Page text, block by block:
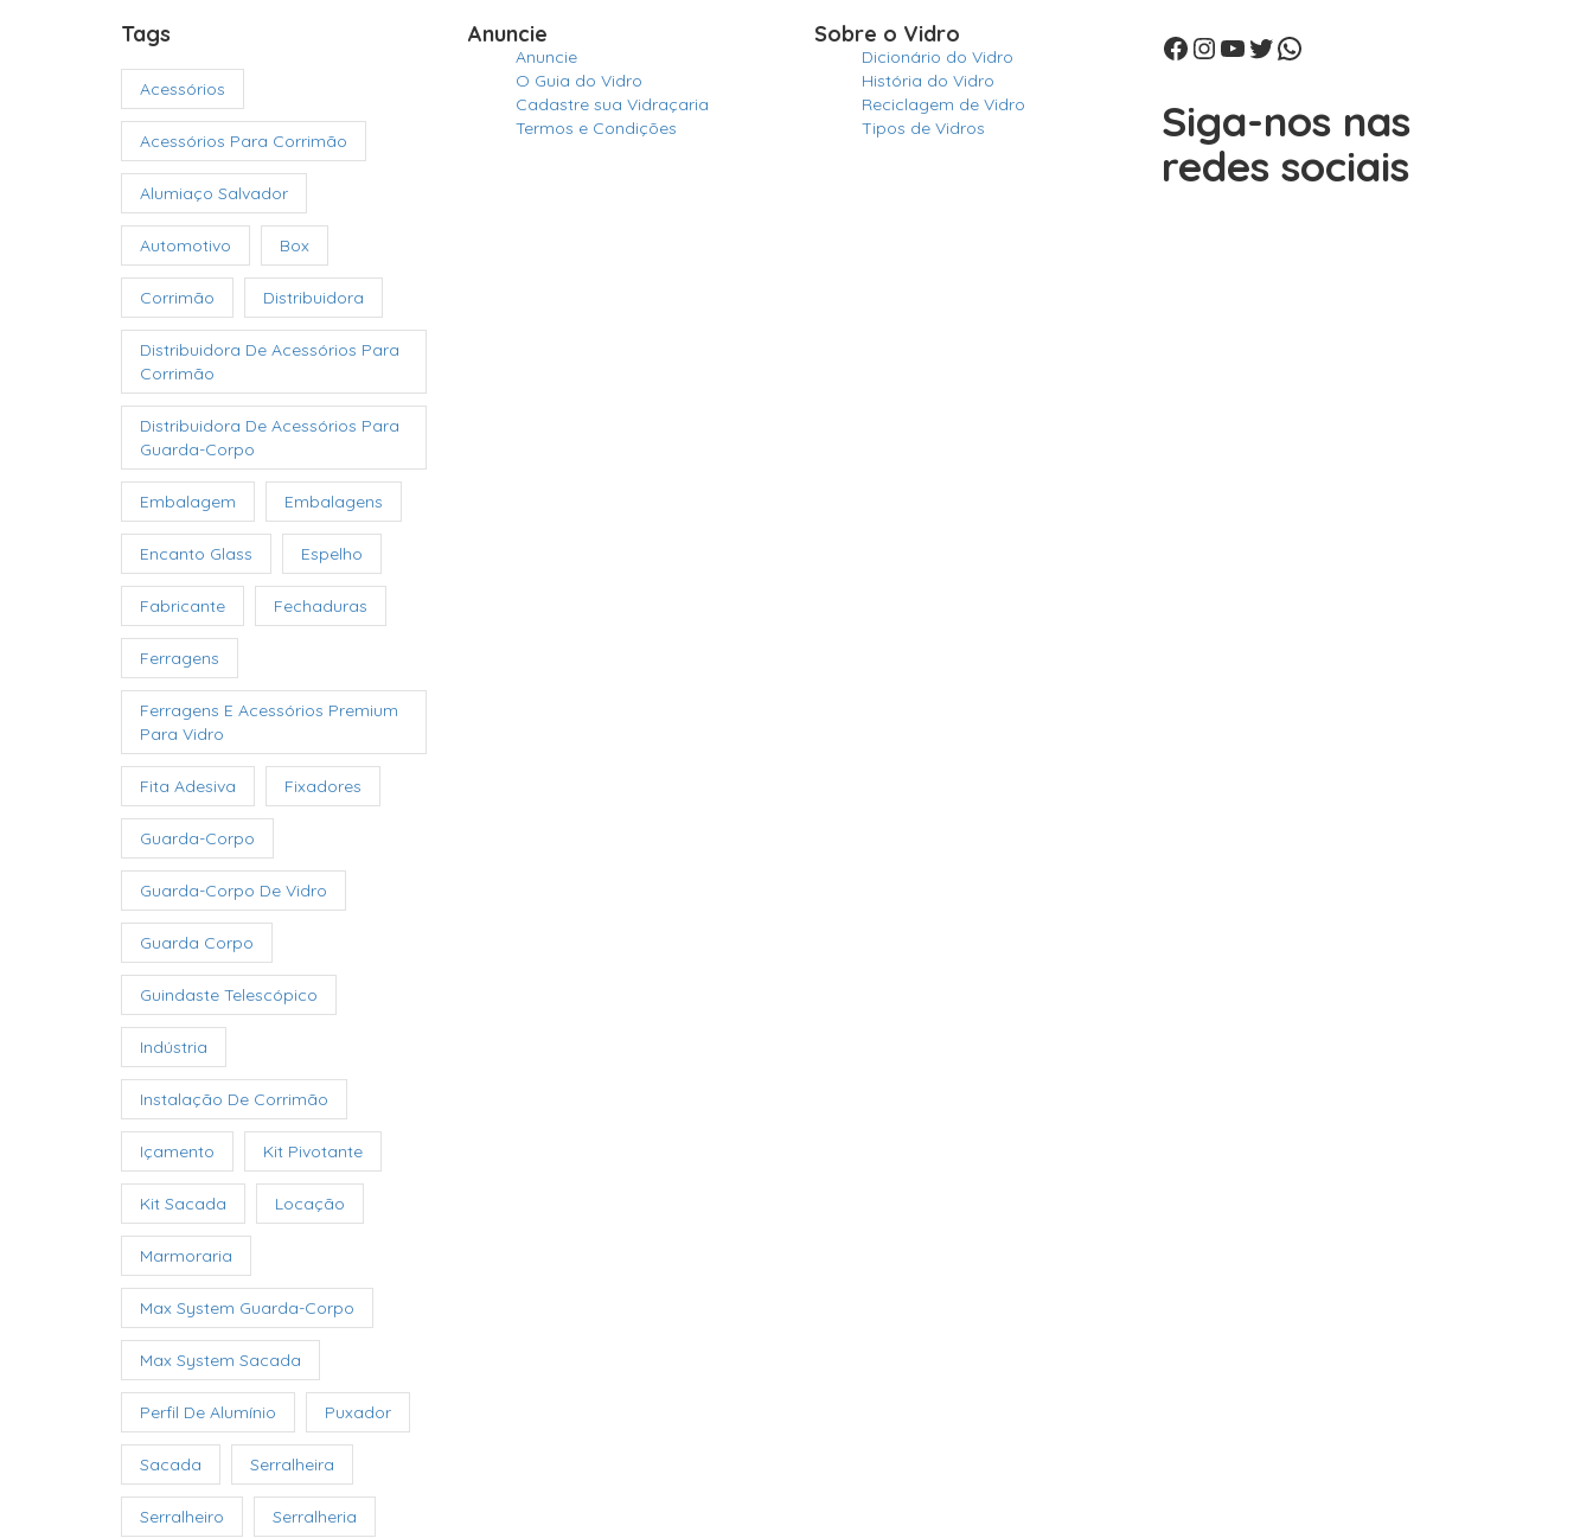
Tags
Acessórios
Acessórios Para Corrimão
Alumiaço Salvador
Automotivo Box
Corrimão Distribuidora
Distribuidora De Acessórios Para
Corrimão
Distribuidora De Acessórios Para
Guarda-Corpo
Embalagem Embalagens
Encanto Glass Espelho
Fabricante Fechaduras
Ferragens
Ferragens E Acessórios Premium
Para Vidro
Fita Adesiva Fixadores
Guarda-Corpo
Guarda-Corpo De Vidro
Guarda Corpo
Guindaste Telescópico
Indústria
Instalação De Corrimão
Içamento Kit Pivotante
Kit Sacada Locação
Marmoraria
Max System Guarda-Corpo
Max System Sacada
Perfil De Alumínio Puxador
Sacada Serralheira
Serralheiro Serralheria
Anuncie
Anuncie
O Guia do Vidro
Cadastre sua Vidraçaria
Termos e Condições
Sobre o Vidro
Dicionário do Vidro
História do Vidro
Reciclagem de Vidro
Tipos de Vidros
Facebook
Instagram
Youtube
Twitter
WhatsApp
Siga-nos nas
redes sociais